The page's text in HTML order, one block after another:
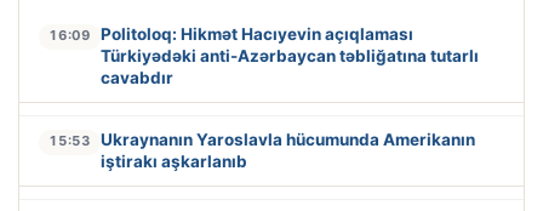
16:09
Politoloq: Hikmət Hacıyevin açıqlaması
Türkiyədəki anti-Azərbaycan təbliğatına tutarlı
cavabdır
15:53
Ukraynanın Yaroslavla hücumunda Amerikanın
iştirakı aşkarlanıb